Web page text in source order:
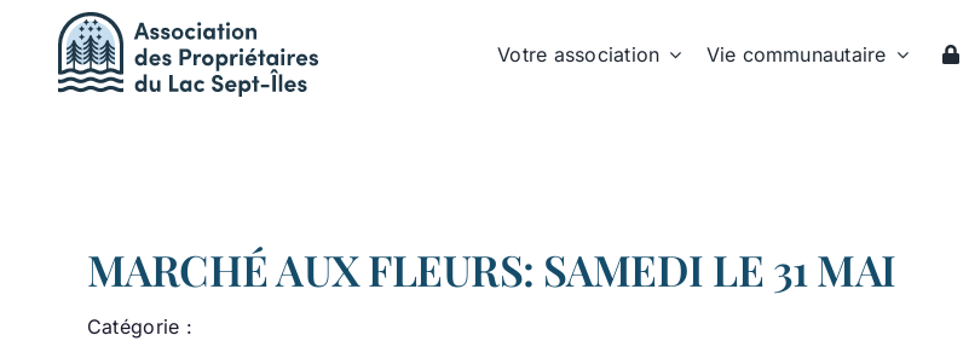
Passer
contenu
Votre association Vie communautaire
MARCHÉ AUX FLEURS: SAMEDI LE 31 MAI
Catégorie :